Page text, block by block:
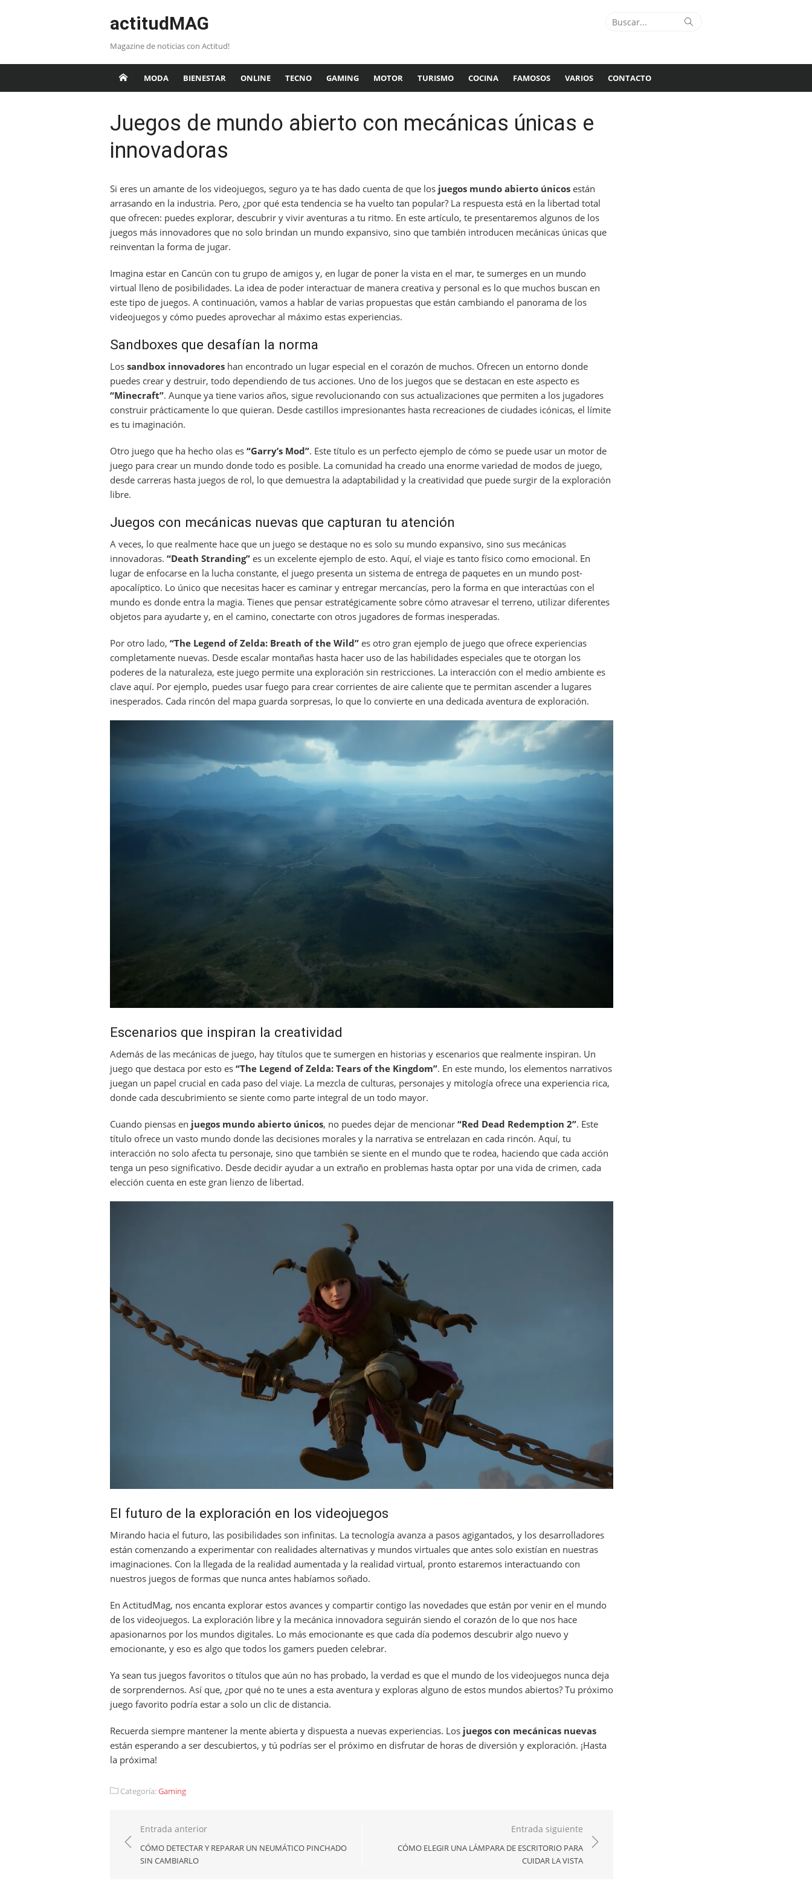
actitudMAG
Magazine de noticias con Actitud!
Buscar: Buscar
MODA BIENESTAR ONLINE TECNO GAMING MOTOR TURISMO COCINA FAMOSOS VARIOS CONTACTO
Juegos de mundo abierto con mecánicas únicas e
innovadoras
Si eres un amante de los videojuegos, seguro ya te has dado cuenta de que los juegos mundo abierto únicos están
arrasando en la industria. Pero, ¿por qué esta tendencia se ha vuelto tan popular? La respuesta está en la libertad total
que ofrecen: puedes explorar, descubrir y vivir aventuras a tu ritmo. En este artículo, te presentaremos algunos de los
juegos más innovadores que no solo brindan un mundo expansivo, sino que también introducen mecánicas únicas que
reinventan la forma de jugar.
Imagina estar en Cancún con tu grupo de amigos y, en lugar de poner la vista en el mar, te sumerges en un mundo
virtual lleno de posibilidades. La idea de poder interactuar de manera creativa y personal es lo que muchos buscan en
este tipo de juegos. A continuación, vamos a hablar de varias propuestas que están cambiando el panorama de los
videojuegos y cómo puedes aprovechar al máximo estas experiencias.
Sandboxes que desafían la norma
Los sandbox innovadores han encontrado un lugar especial en el corazón de muchos. Ofrecen un entorno donde
puedes crear y destruir, todo dependiendo de tus acciones. Uno de los juegos que se destacan en este aspecto es
“Minecraft”. Aunque ya tiene varios años, sigue revolucionando con sus actualizaciones que permiten a los jugadores
construir prácticamente lo que quieran. Desde castillos impresionantes hasta recreaciones de ciudades icónicas, el límite
es tu imaginación.
Otro juego que ha hecho olas es “Garry’s Mod”. Este título es un perfecto ejemplo de cómo se puede usar un motor de
juego para crear un mundo donde todo es posible. La comunidad ha creado una enorme variedad de modos de juego,
desde carreras hasta juegos de rol, lo que demuestra la adaptabilidad y la creatividad que puede surgir de la exploración
libre.
Juegos con mecánicas nuevas que capturan tu atención
A veces, lo que realmente hace que un juego se destaque no es solo su mundo expansivo, sino sus mecánicas
innovadoras. “Death Stranding” es un excelente ejemplo de esto. Aquí, el viaje es tanto físico como emocional. En
lugar de enfocarse en la lucha constante, el juego presenta un sistema de entrega de paquetes en un mundo post-
apocalíptico. Lo único que necesitas hacer es caminar y entregar mercancías, pero la forma en que interactúas con el
mundo es donde entra la magia. Tienes que pensar estratégicamente sobre cómo atravesar el terreno, utilizar diferentes
objetos para ayudarte y, en el camino, conectarte con otros jugadores de formas inesperadas.
Por otro lado, “The Legend of Zelda: Breath of the Wild” es otro gran ejemplo de juego que ofrece experiencias
completamente nuevas. Desde escalar montañas hasta hacer uso de las habilidades especiales que te otorgan los
poderes de la naturaleza, este juego permite una exploración sin restricciones. La interacción con el medio ambiente es
clave aquí. Por ejemplo, puedes usar fuego para crear corrientes de aire caliente que te permitan ascender a lugares
inesperados. Cada rincón del mapa guarda sorpresas, lo que lo convierte en una dedicada aventura de exploración.
Escenarios que inspiran la creatividad
Además de las mecánicas de juego, hay títulos que te sumergen en historias y escenarios que realmente inspiran. Un
juego que destaca por esto es “The Legend of Zelda: Tears of the Kingdom”. En este mundo, los elementos narrativos
juegan un papel crucial en cada paso del viaje. La mezcla de culturas, personajes y mitología ofrece una experiencia rica,
donde cada descubrimiento se siente como parte integral de un todo mayor.
Cuando piensas en juegos mundo abierto únicos, no puedes dejar de mencionar “Red Dead Redemption 2”. Este
título ofrece un vasto mundo donde las decisiones morales y la narrativa se entrelazan en cada rincón. Aquí, tu
interacción no solo afecta tu personaje, sino que también se siente en el mundo que te rodea, haciendo que cada acción
tenga un peso significativo. Desde decidir ayudar a un extraño en problemas hasta optar por una vida de crimen, cada
elección cuenta en este gran lienzo de libertad.
El futuro de la exploración en los videojuegos
Mirando hacia el futuro, las posibilidades son infinitas. La tecnología avanza a pasos agigantados, y los desarrolladores
están comenzando a experimentar con realidades alternativas y mundos virtuales que antes solo existían en nuestras
imaginaciones. Con la llegada de la realidad aumentada y la realidad virtual, pronto estaremos interactuando con
nuestros juegos de formas que nunca antes habíamos soñado.
En ActitudMag, nos encanta explorar estos avances y compartir contigo las novedades que están por venir en el mundo
de los videojuegos. La exploración libre y la mecánica innovadora seguirán siendo el corazón de lo que nos hace
apasionarnos por los mundos digitales. Lo más emocionante es que cada día podemos descubrir algo nuevo y
emocionante, y eso es algo que todos los gamers pueden celebrar.
Ya sean tus juegos favoritos o títulos que aún no has probado, la verdad es que el mundo de los videojuegos nunca deja
de sorprendernos. Así que, ¿por qué no te unes a esta aventura y exploras alguno de estos mundos abiertos? Tu próximo
juego favorito podría estar a solo un clic de distancia.
Recuerda siempre mantener la mente abierta y dispuesta a nuevas experiencias. Los juegos con mecánicas nuevas
están esperando a ser descubiertos, y tú podrías ser el próximo en disfrutar de horas de diversión y exploración. ¡Hasta
la próxima!
Categoría:Gaming
Navegación
de
entradas
Entrada anterior
CÓMO DETECTAR Y REPARAR UN NEUMÁTICO PINCHADO
SIN CAMBIARLO
Entrada siguiente
CÓMO ELEGIR UNA LÁMPARA DE ESCRITORIO PARA
CUIDAR LA VISTA